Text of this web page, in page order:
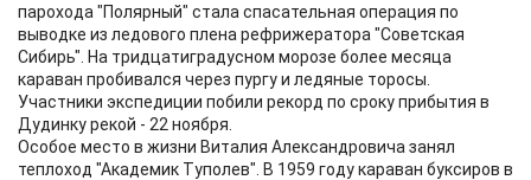
парохода "Полярный" стала спасательная операция по
выводке из ледового плена рефрижератора "Советская
Сибирь". На тридцатиградусном морозе более месяца
караван пробивался через пургу и ледяные торосы.
Участники экспедиции побили рекорд по сроку прибытия в
Дудинку рекой - 22 ноября.
Особое место в жизни Виталия Александровича занял
теплоход "Академик Туполев". В 1959 году караван буксиров в